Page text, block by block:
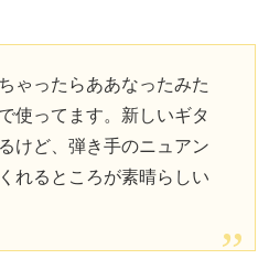
ゃったらああなったみた
使ってます。新しいギタ
けど、弾き手のニュアン
れるところが素晴らしい